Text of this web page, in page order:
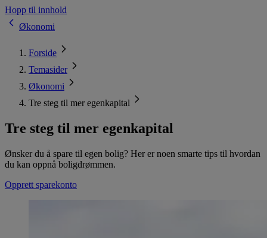
Hopp til innhold
Økonomi
Forside
Temasider
Økonomi
Tre steg til mer egenkapital
Tre steg til mer egenkapital
Ønsker du å spare til egen bolig? Her er noen smarte tips til hvordan
du kan oppnå boligdrømmen.
Opprett sparekonto